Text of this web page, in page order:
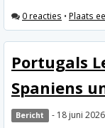
0 reacties • Plaats
Portugals
Spaniens
Bericht - 18 juni